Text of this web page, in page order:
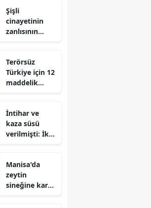
Şişli
cinayetinin
zanlısının
gündemde
Terörsüz
Türkiye için 12
maddelik
İntihar ve
kaza süsü
verilmişti: İki
gerçek ortaya
çıkarıldı
Manisa'da
zeytin
sineğine karşı